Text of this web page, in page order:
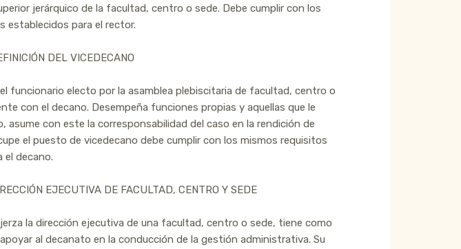
jerárquico de la facultad, centro o sede. Debe cumplir con los
establecidos para el rector.
DEL VICEDECANO
funcionario electo por la asamblea plebiscitaria de facultad, centro o
con el decano. Desempeña funciones propias y aquellas que le
asume con este la corresponsabilidad del caso en la rendición de
el puesto de vicedecano debe cumplir con los mismos requisitos
el decano.
EJECUTIVA DE FACULTAD, CENTRO Y SEDE
la dirección ejecutiva de una facultad, centro o sede, tiene como
al decanato en la conducción de la gestión administrativa. Su